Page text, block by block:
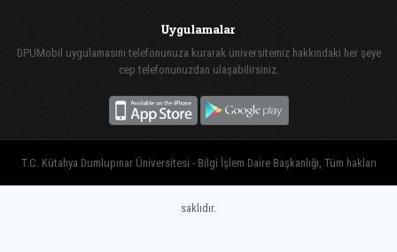
Uygulamalar
DPUMobil uygulamasını telefonunuza kurarak üniversitemiz hakkındaki her şeye
cep telefonunuzdan ulaşabilirsiniz.
T.C. Kütahya Dumlupınar Üniversitesi - Bilgi İşlem Daire Başkanlığı, Tüm hakları
saklıdır.